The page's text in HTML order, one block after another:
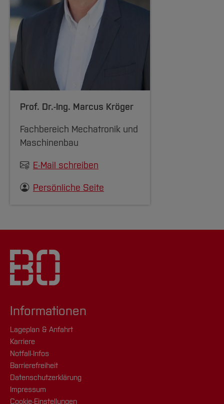
Prof. Dr.-Ing. Marcus Kröger
Fachbereich Mechatronik und
Maschinenbau
E-Mail schreiben
Persönliche Seite
Informationen
Lageplan & Anfahrt
Karriere
Notfall-Infos
Barrierefreiheit
Datenschutzerklärung
Impressum
Cookie-Einstellungen